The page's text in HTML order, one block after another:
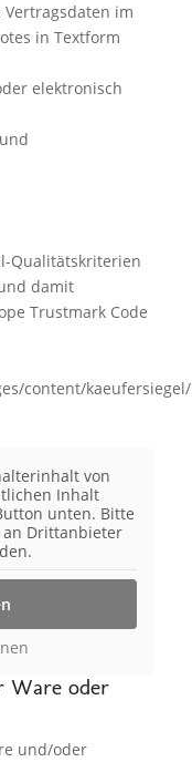
im
in Textform
elektronisch
Qualitätskriterien
damit
Trustmark Code
content/
von
Inhalt
unten. Bitte
an Drittanbieter
Ware oder
und/oder